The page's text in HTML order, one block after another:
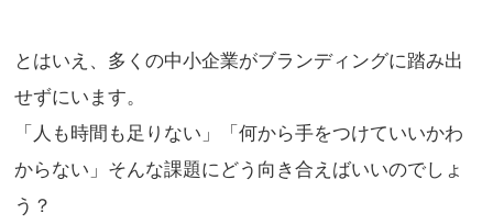
とはいえ、多くの中小企業がブランディングに踏み出
せずにいます。
「人も時間も足りない」「何から手をつけていいかわ
からない」そんな課題にどう向き合えばいいのでしょ
う？